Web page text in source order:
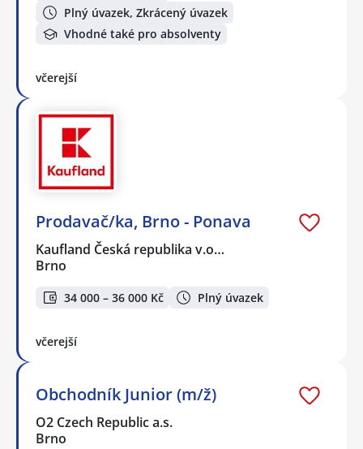
Plný úvazek, Zkrácený úvazek
Vhodné také pro absolventy
včerejší
Prodavač/ka, Brno - Ponava
Kaufland Česká republika v.o…
Brno
34 000 – 36 000 Kč Plný úvazek
včerejší
Obchodník Junior (m/ž)
O2 Czech Republic a.s.
Brno